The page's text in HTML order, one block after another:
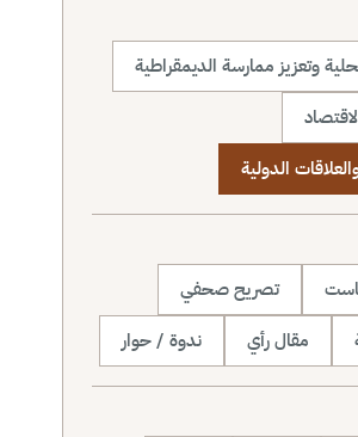
وتعزيز ممارسة الديمقراطية
الدولية
تصريح صحفي
مقال رأي ندوة / حوار